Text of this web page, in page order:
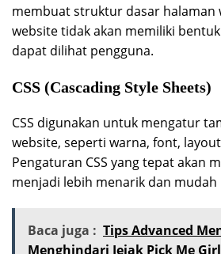
membuat struktur dasar halaman
website tidak akan memiliki
dapat dilihat pengguna.
CSS (Cascading Style Sheets)
CSS digunakan untuk mengatur
website, seperti warna, font,
Pengaturan CSS yang tepat akan
menjadi lebih menarik dan mudah
Baca juga : Tips Advanced
Menghindari Jejak Pick Me Girl